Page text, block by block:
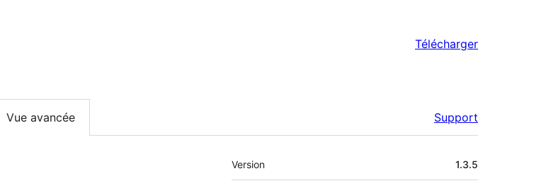
Télécharger
Vue avancée Support
Méta
Version 1.3.5